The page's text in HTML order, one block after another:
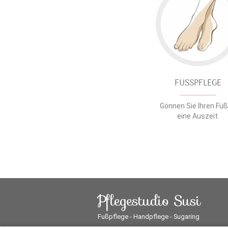
FUSSPFLEGE
Gönnen Sie Ihren
eine Auszeit.
Pflegestudio Susi
Fußpflege - Handpflege - Sugaring